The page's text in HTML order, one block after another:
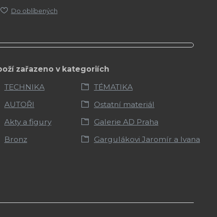
Do oblíbených
zařazeno v kategoriích
TECHNIKA
TÉMATIKA
AUTOŘI
Ostatní materiál
Akty a figury
Galerie AD Praha
Bronz
Gargulákovi Jaromír a Ivana